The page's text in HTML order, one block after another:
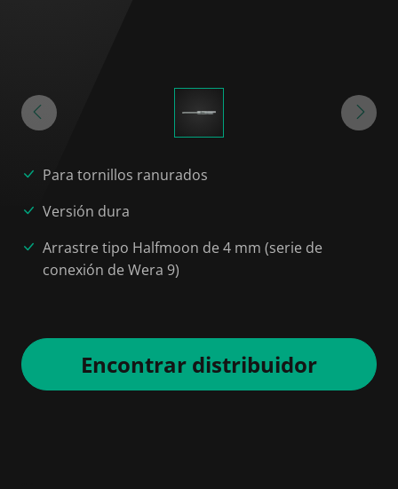
Para tornillos ranurados
Versión dura
Arrastre tipo Halfmoon de 4 mm (serie de
conexión de Wera 9)
Encontrar distribuidor